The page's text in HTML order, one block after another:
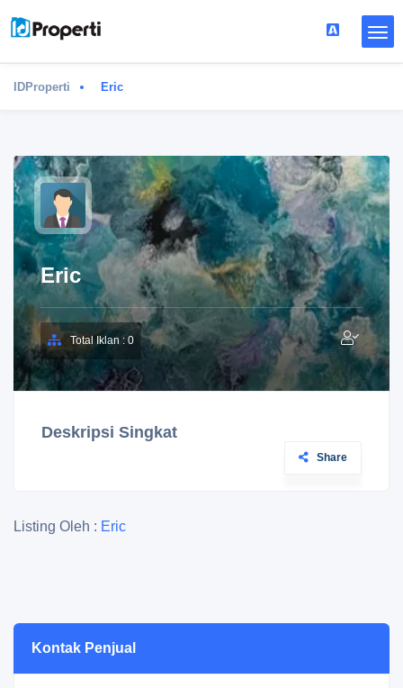
IDProperti Eric
Eric
Total Iklan : 0
Deskripsi Singkat
Share
Listing Oleh : Eric
Kontak Penjual